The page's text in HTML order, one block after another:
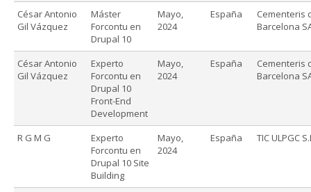
César Antonio
Gil Vázquez
Máster
Forcontu en
Drupal 10
Mayo,
2024
España
Cementeris
Barcelona
César Antonio
Gil Vázquez
Experto
Forcontu en
Drupal 10
Front-End
Development
Mayo,
2024
España
Cementeris
Barcelona
R G M G
Experto
Forcontu en
Drupal 10 Site
Building
Mayo,
2024
España TIC ULPGC